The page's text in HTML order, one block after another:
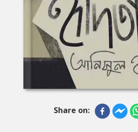
Share on: